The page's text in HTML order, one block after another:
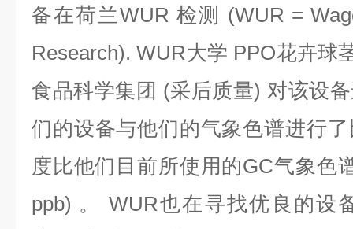
备在荷兰WUR 检测 (WUR =
Research). WUR大学 PPO花卉球
食品科学集团 (采后质量) 对该设
们的设备与他们的气象色谱进行
度比他们目前所使用的GC气象色
ppb) 。 WUR也在寻找优良的设